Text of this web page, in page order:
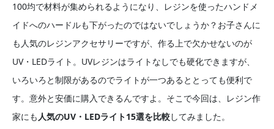
100均で材料が集められるようになり、レジンを使ったハンドメ
イドへのハードルも下がったのではないでしょうか？お子さんに
も人気のレジンアクセサリーですが、作る上で欠かせないのが
UV・LEDライト。UVレジンはライトなしでも硬化できますが、
いろいろと制限があるのでライトが一つあるととっても便利で
す。意外と安価に購入できるんですよ。そこで今回は、レジン作
家にも 人気のUV・LEDライト15選を比較してみました。